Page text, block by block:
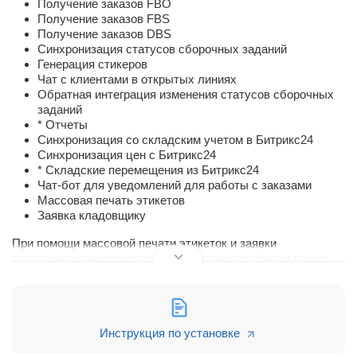
Получение заказов FBO
Получение заказов FBS
Получение заказов DBS
Синхронизация статусов сборочных заданий
Генерация стикеров
Чат с клиентами в открытых линиях
Обратная интеграция изменения статусов сборочных
заданий
* Отчеты
Синхронизация со складским учетом в Битрикс24
Синхронизация цен с Битрикс24
* Складские перемещения из Битрикс24
Чат-бот для уведомлений для работы с заказами
Массовая печать этикетов
Заявка кладовщику
При помощи массовой печати этикеток и заявки
поставщику, вы сможете ускорить процесс сборки ваших
1. Все этикетки в одном PDF файле
2. Документ для сборки. Сначала будет показано общее
число товаров, которое необходимо для данных поставок.
Инструкция по установке